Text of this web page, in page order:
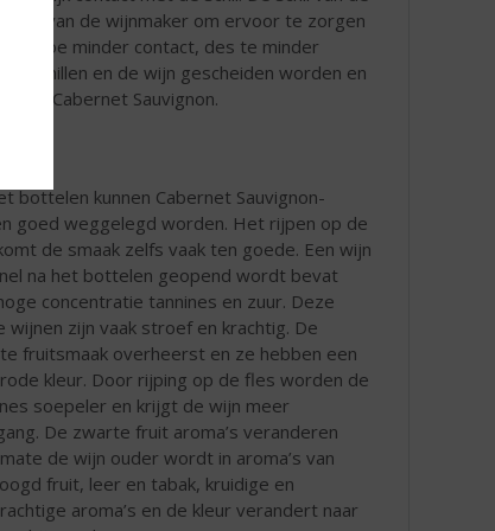
van de wijnmaker om ervoor te zorgen
Hoe minder contact, des te minder
schillen en de wijn gescheiden worden en
de Cabernet Sauvignon.
bottelen kunnen Cabernet Sauvignon-
goed weggelegd worden. Het rijpen op de
de smaak zelfs vaak ten goede. Een wijn
na het bottelen geopend wordt bevat
concentratie tannines en zuur. Deze
wijnen zijn vaak stroef en krachtig. De
fruitsmaak overheerst en ze hebben een
kleur. Door rijping op de fles worden de
soepeler en krijgt de wijn meer
De zwarte fruit aroma’s veranderen
de wijn ouder wordt in aroma’s van
fruit, leer en tabak, kruidige en
aroma’s en de kleur verandert naar